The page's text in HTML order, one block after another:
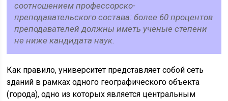
соотношением профессорско-
преподавательского состава: более 60 процентов
преподавателей должны иметь ученые степени
не ниже кандидата наук.
Как правило, университет представляет собой сеть
зданий в рамках одного географического объекта
(города), одно из которых является центральным